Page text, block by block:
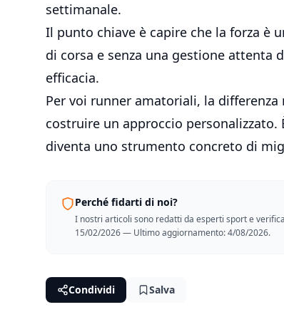
settimanale.
Il punto chiave è capire che la forza è
di corsa e senza una gestione attenta
efficacia.
Per voi runner amatoriali, la
costruire un approccio
diventa uno strumento concreto di
Perché fidarti di noi?
I nostri articoli sono redatti da esperti sport e
15/02/2026 — Ultimo aggiornamento: 4/08/2026.
Condividi Salva